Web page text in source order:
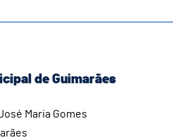
de Guimarães
Maria Gomes